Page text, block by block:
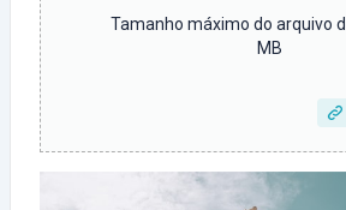
Tamanho máximo do arquivo
MB